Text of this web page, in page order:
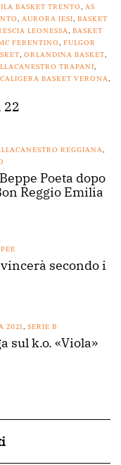
BASKET TRENTO, AS
, AURORA JESI, BASKET
LEONESSA, BASKET
FERENTINO, FULGOR
, ORLANDINA BASKET,
TRAPANI,
BASKET VERONA,
22
REGGIANA,
Poeta dopo
Reggio Emilia
secondo i
2021, SERIE B
sul k.o. «Viola»